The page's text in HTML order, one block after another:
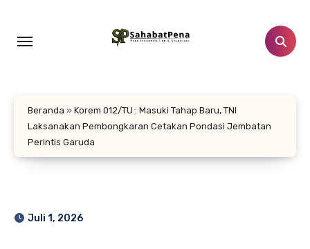
konten
Beranda » Korem 012/TU : Masuki Tahap Baru, TNI
Laksanakan Pembongkaran Cetakan Pondasi Jembatan
Perintis Garuda
Juli 1, 2026